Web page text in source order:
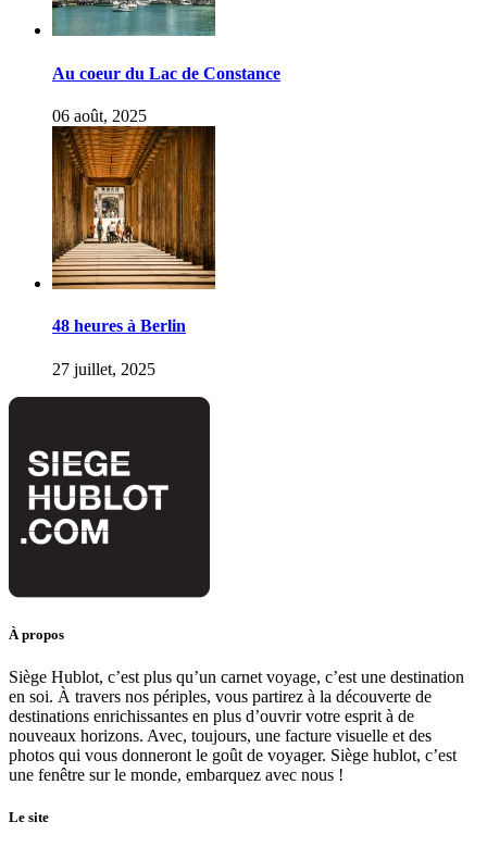
Au coeur du Lac de Constance
06 août, 2025
48 heures à Berlin
27 juillet, 2025
À propos
Siège Hublot, c’est plus qu’un carnet voyage, c’est une destination
en soi. À travers nos périples, vous partirez à la découverte de
destinations enrichissantes en plus d’ouvrir votre esprit à de
nouveaux horizons. Avec, toujours, une facture visuelle et des
photos qui vous donneront le goût de voyager. Siège hublot, c’est
une fenêtre sur le monde, embarquez avec nous !
Le site